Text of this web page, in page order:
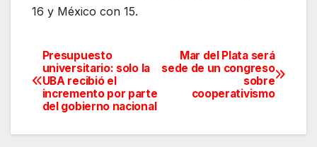
16 y México con 15.
Navegación
de
entradas
Mar del Plata será
sede de un congreso
sobre
cooperativismo
Presupuesto
universitario: solo la
UBA recibió el
incremento por parte
del gobierno nacional